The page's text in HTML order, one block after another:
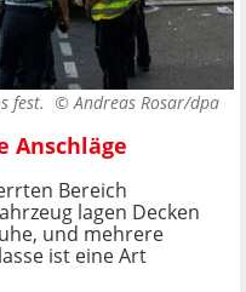
fest. © Andreas Rosar/dpa
Anschläge
Bereich
lagen Decken
und mehrere
ist eine Art